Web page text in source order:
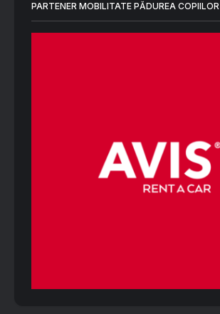
PARTENER MOBILITATE PĂDUREA COPIILOR